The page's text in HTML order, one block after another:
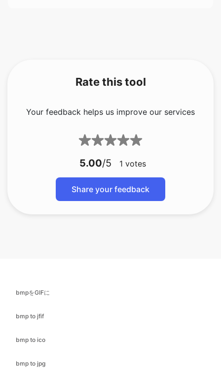
5.00
Share your feedback
bmp to ico
bmp to jpg
bmpをjpegに変換する
bmp を png に